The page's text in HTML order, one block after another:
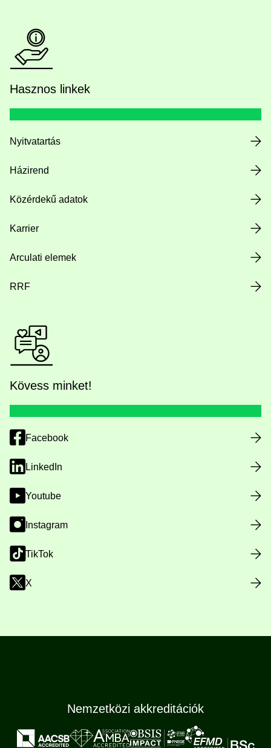
Hasznos linkek
Nyitvatartás
Házirend
Közérdekű adatok
Karrier
Arculati elemek
RRF
Kövess minket!
Facebook
LinkedIn
Youtube
Instagram
TikTok
X
Nemzetközi akkreditációk